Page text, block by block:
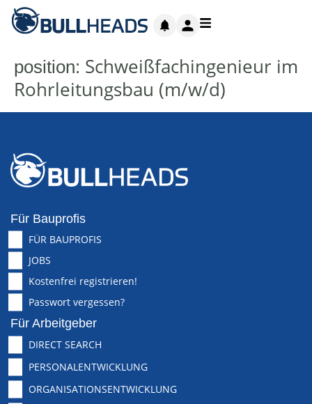
position: Schweißfachingenieur im
Rohrleitungsbau (m/w/d)
Für Bauprofis
FÜR BAUPROFIS
JOBS
Kostenfrei registrieren!
Passwort vergessen?
Für Arbeitgeber
DIRECT SEARCH
PERSONALENTWICKLUNG
ORGANISATIONSENTWICKLUNG